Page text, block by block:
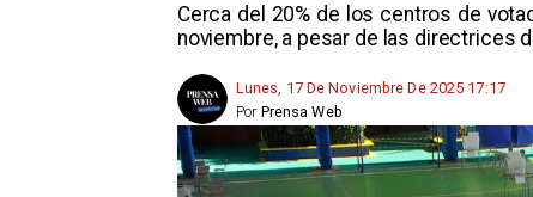
Cerca del 20% de los centros de
noviembre, a pesar de las directrices
Lunes, 17 De Noviembre De 2025 17:17
Prensa Web
Por